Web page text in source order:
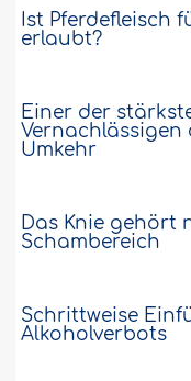
Ist Pferdefleisch
erlaubt?
Einer der
Umkehr
Das Knie gehört
Schambereich
Schrittweise
Alkoholverbots